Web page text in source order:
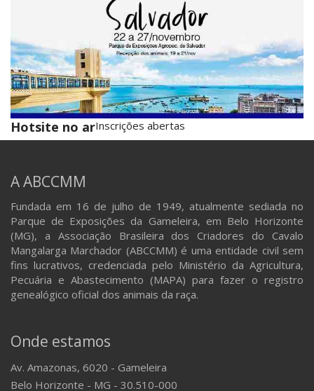
Hotsite no arInscrições abertas
A ABCCMM
Fundada em 16 de julho de 1949, atualmente sediada no
Parque de Exposições da Gameleira, em Belo Horizonte
(MG), a Associação Brasileira dos Criadores do Cavalo
Mangalarga Marchador (ABCCMM) é uma entidade civil sem
fins lucrativos, credenciada pelo Ministério da Agricultura,
Pecuária e Abastecimento (MAPA) para fazer o registro
genealógico oficial dos animais da raça.
Onde estamos
Av. Amazonas, 6020 - Gameleira
Belo Horizonte - MG - 30.510-000